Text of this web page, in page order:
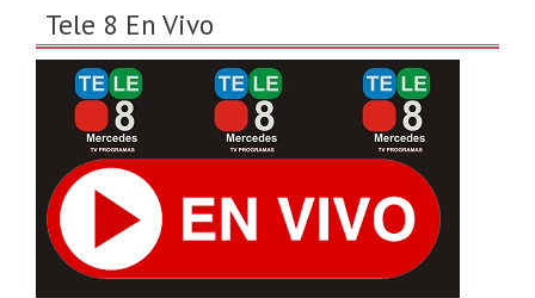
Tele 8 En Vivo